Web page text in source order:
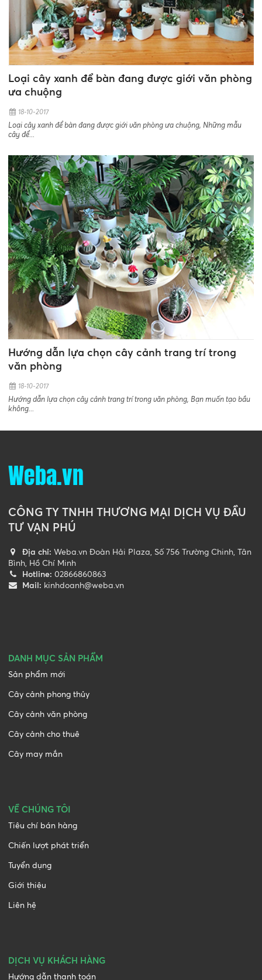
Loại cây xanh để bàn đang được giới văn phòng
ưa chuộng
18-10-2017
Loại cây xanh để bàn đang được giới văn phòng ưa chuộng, Những mẫu
cây để...
Hướng dẫn lựa chọn cây cảnh trang trí trong
văn phòng
18-10-2017
Hướng dẫn lựa chọn cây cảnh trang trí trong văn phòng, Bạn muốn tạo bầu
không...
Weba.vn
CÔNG TY TNHH THƯƠNG MẠI DỊCH VỤ ĐẦU
TƯ VẠN PHÚ
Địa chỉ:Weba.vn Đoàn Hải Plaza, Số 756 Trường Chinh, Tân
Bình, Hồ Chí Minh
Hotline:02866860863
Mail: kinhdoanh@weba.vn
DANH MỤC SẢN PHẨM
Sản phẩm mới
Cây cảnh phong thủy
Cây cảnh văn phòng
Cây cảnh cho thuê
Cây may mắn
VỀ CHÚNG TÔI
Tiêu chí bán hàng
Chiến lượt phát triển
Tuyển dụng
Giới thiệu
Liên hệ
DỊCH VỤ KHÁCH HÀNG
Hướng dẫn thanh toán